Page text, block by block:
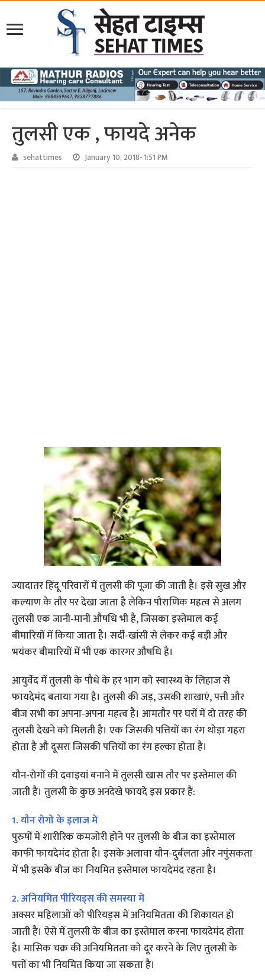
तुलसी एक , फायदे अनेक
sehattimes January 10, 2018- 1:51 PM
ज्यादातर हिंदू परिवारों में तुलसी की पूजा की जाती है। इसे सुख और
कल्याण के तौर पर देखा जाता है लेकिन पौराणिक महत्व से अलग
तुलसी एक जानी-मानी औषधि भी है, जिसका इस्तेमाल कई
बीमारियों में किया जाता है। सर्दी-खांसी से लेकर कई बड़ी और
भयंकर बीमारियों में भी एक कारगर औषधि है।
आयुर्वेद में तुलसी के पौधे के हर भाग को स्वास्थ्य के लिहाज से
फायदेमंद बताया गया है। तुलसी की जड़, उसकी शाखाएं, पत्ती और
बीज सभी का अपना-अपना महत्व है। आमतौर पर घरों में दो तरह की
तुलसी देखने को मिलती है। एक जिसकी पत्त‍ियों का रंग थोड़ा गहरा
होता है औ दूसरा जिसकी पत्तियों का रंग हल्का होता है।
यौन-रोगों की दवाइयां बनाने में तुलसी खास तौर पर इस्तेमाल की
जाती है। तुलसी के कुछ अनदेखे फायदे इस प्रकार हैं:
1. यौन रोगों के इलाज में
पुरुषों में शारीरिक कमजोरी होने पर तुलसी के बीज का इस्तेमाल
काफी फायदेमंद होता है। इसके अलावा यौन-दुर्बलता और नपुंसकता
में भी इसके बीज का नियमित इस्तेमाल फायदेमंद रहता है।
2. अनियमित पीरियड्स की समस्या में
अक्सर महिलाओं को पीरियड्स में अनियमितता की शिकायत हो
जाती है। ऐसे में तुलसी के बीज का इस्तेमाल करना फायदेमंद होता
है। मासिक चक्र की अनियमितता को दूर करने के लिए तुलसी के
पत्तों का भी नियमित किया जा सकता है।